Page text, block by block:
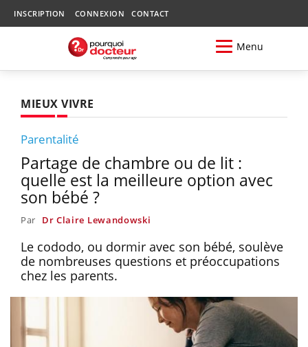
INSCRIPTION CONNEXION CONTACT
Menu
MIEUX VIVRE
Parentalité
Partage de chambre ou de lit :
quelle est la meilleure option avec
son bébé ?
Par Dr Claire Lewandowski
Le cododo, ou dormir avec son bébé, soulève
de nombreuses questions et préoccupations
chez les parents.